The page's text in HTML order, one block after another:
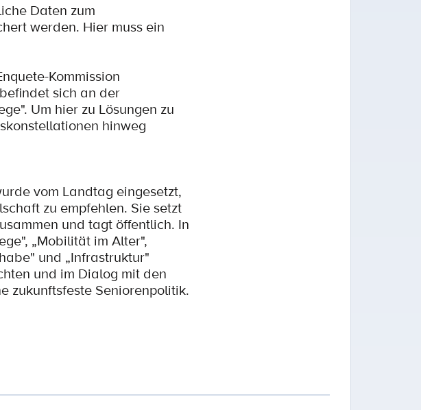
Daten zum
werden. Hier muss ein
Kommission
sich an der
Um hier zu Lösungen zu
hinweg
vom Landtag eingesetzt,
zu empfehlen. Sie setzt
und tagt öffentlich. In
„Mobilität im Alter",
und „Infrastruktur"
und im Dialog mit den
zukunftsfeste Seniorenpolitik.